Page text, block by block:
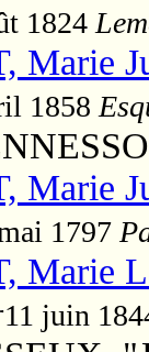
1824
Marie
1858
Marie
1797
Marie
juin